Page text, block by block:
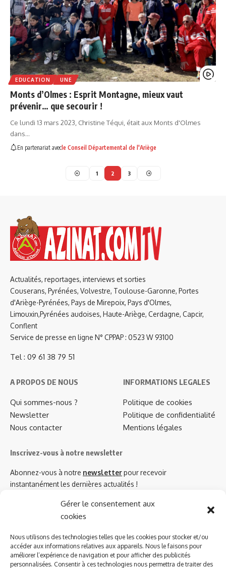
Gérer le consentement aux
cookies
Nous utilisons des technologies telles que les cookies pour stocker et/ou
accéder aux informations relatives aux appareils. Nous le faisons pour
améliorer l’expérience de navigation et pour afficher des publicités
personnalisées. Consentir à ces technologies nous permettra de traiter des
EDUCATION UNE
Monts d’Olmes : Esprit Montagne, mieux vaut
prévenir… que secourir !
Ce lundi 13 mars 2023, Christine Téqui, était aux Monts d'Olmes
dans…
En partenariat avec le Conseil Départemental de l'Ariège
1 2 3
Actualités, reportages, interviews et sorties
Couserans, Pyrénées, Volvestre, Toulouse-Garonne, Portes
d'Ariège-Pyrénées, Pays de Mirepoix, Pays d'Olmes,
Limouxin,Pyrénées audoises, Haute-Ariège, Cerdagne, Capcir,
Conflent
Service de presse en ligne N° CPPAP : 0523 W 93100
Tel : 09 61 38 79 51
A PROPOS DE NOUS
Qui sommes-nous ?
Newsletter
Nous contacter
INFORMATIONS LEGALES
Politique de cookies
Politique de confidentialité
Mentions légales
Inscrivez-vous à notre newsletter
Abonnez-vous à notre newsletterpour recevoir
instantanément les dernières actualités !
Azinat.com TV soutient